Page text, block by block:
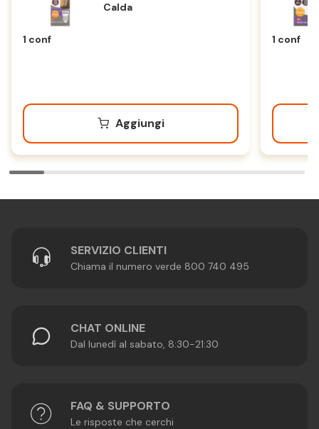
Calda
1 conf
Aggiungi
1 conf
SERVIZIO CLIENTI
Chiama il numero verde 800 740 495
CHAT ONLINE
Dal lunedì al sabato, 8:30-21:30
FAQ & SUPPORTO
Le risposte che cerchi